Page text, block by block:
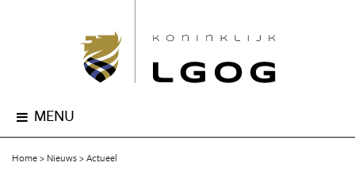
MENU
Home Nieuws Actueel